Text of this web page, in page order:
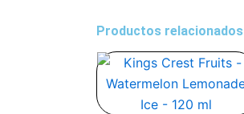
Productos relacionados
Este
producto
tiene